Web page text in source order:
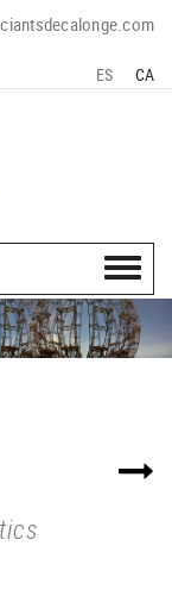
ES CA